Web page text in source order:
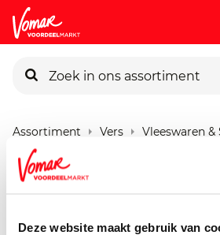
Deze website maakt gebruik van
Pincode vergeten
Persoonlijk KIK-account
Assortiment Vers Vleeswaren &
Johma Oude Kaas